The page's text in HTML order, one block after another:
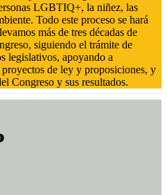
LGBTIQ+, la niñez, las
Todo este proceso se hará
más de tres décadas de
siguiendo el trámite de
legislativos, apoyando a
de ley y proposiciones, y
Congreso y sus resultados.